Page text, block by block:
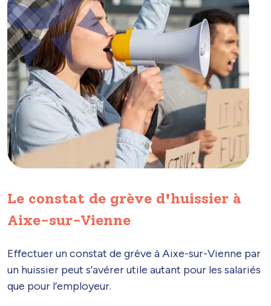
Le constat de grève d'huissier à
Aixe-sur-Vienne
Effectuer un constat de grève à Aixe-sur-Vienne par
un huissier peut s’avérer utile autant pour les salariés
que pour l’employeur.